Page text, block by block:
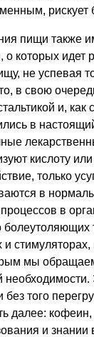
пищи также
которых идет
не успевая
в свою
и, как
в
кислоту
только
в
в
болеутоляющих
и
мы
необходимости.
того
далее: кофеин,
и знании